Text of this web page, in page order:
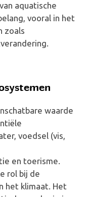
aquatische
vooral in het
zoals
waarde
voedsel (vis,
en toerisme.
rol bij de
het klimaat. Het